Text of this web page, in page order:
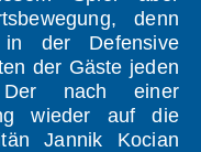
denn
in der Defensive
der Gäste jeden
nach einer
wieder auf die
Jannik Kocian